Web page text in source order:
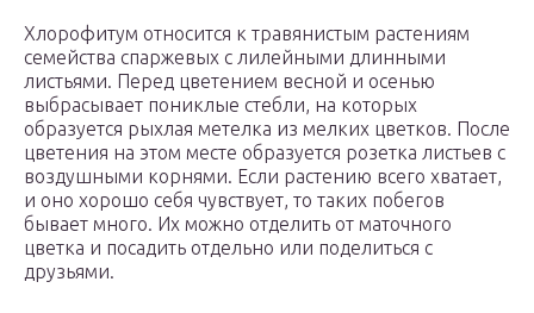
Хлорофитум относится к травянистым растениям
семейства спаржевых с лилейными длинными
листьями. Перед цветением весной и осенью
выбрасывает пониклые стебли, на которых
образуется рыхлая метелка из мелких цветков. После
цветения на этом месте образуется розетка листьев с
воздушными корнями. Если растению всего хватает,
и оно хорошо себя чувствует, то таких побегов
бывает много. Их можно отделить от маточного
цветка и посадить отдельно или поделиться с
друзьями.